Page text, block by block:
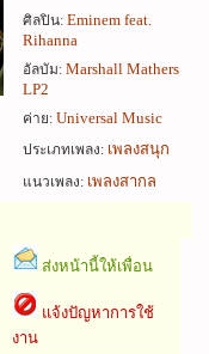
ศิลปิน: Eminem feat.
Rihanna
อัลบัม: Marshall Mathers
LP2
ค่าย: Universal Music
ประเภทเพลง: เพลงสนุก
แนวเพลง: เพลงสากล
ส่งหน้านี้ให้เพื่อน
แจ้งปัญหาการใช้
งาน